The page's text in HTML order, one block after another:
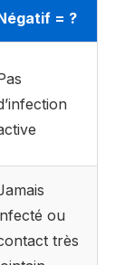
= ?
ou
très